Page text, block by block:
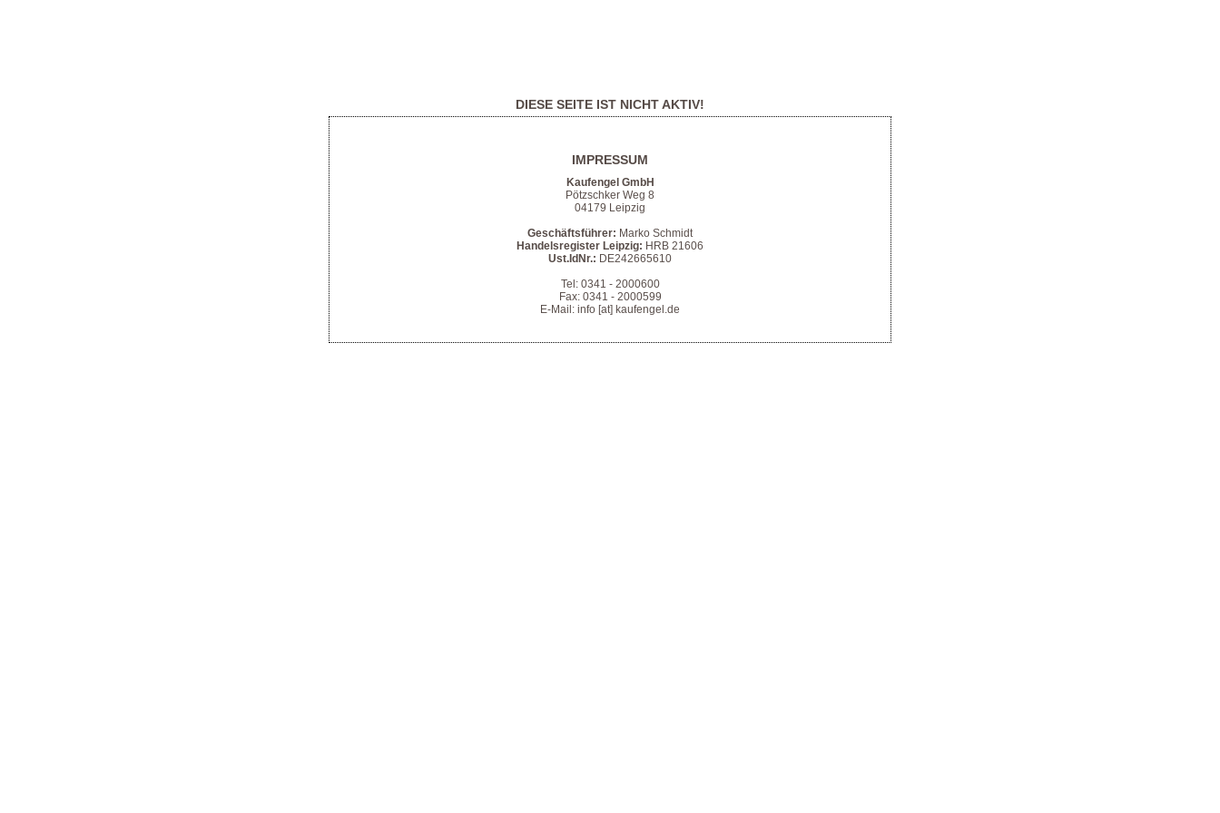
DIESE SEITE IST NICHT AKTIV!
IMPRESSUM
Kaufengel GmbH
Pötzschker Weg 8
04179 Leipzig
Geschäftsführer: Marko Schmidt
Handelsregister Leipzig: HRB 21606
Ust.IdNr.: DE242665610
Tel: 0341 - 2000600
Fax: 0341 - 2000599
E-Mail: info [at] kaufengel.de